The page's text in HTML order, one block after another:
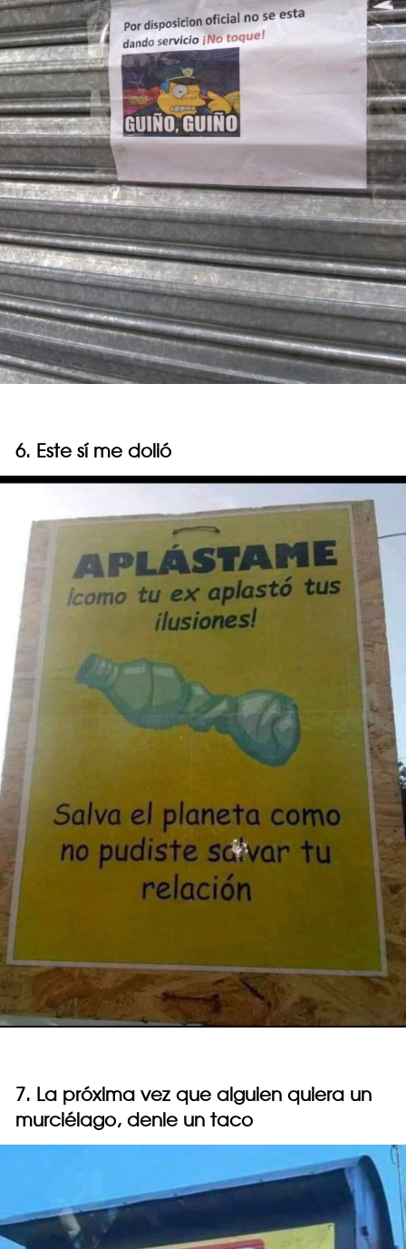
6. Este sí me dolió
7. La próxima vez que alguien quiera un
murciélago, denle un taco